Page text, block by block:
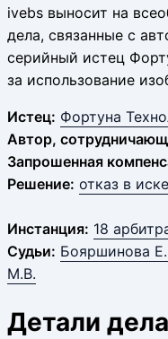
ivebs выносит на
дела, связанные с
серийный истец
за использование
Истец: Фортуна
Автор,
Запрошенная
Решение: отказ в иске
Инстанция: 18
Судьи: Бояршинова
М.В.
Детали дела